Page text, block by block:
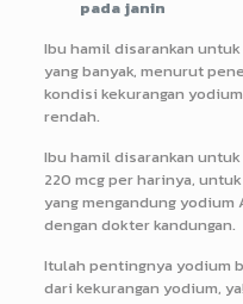
pada janin
Ibu hamil disarankan
yang banyak, menurut
kondisi kekurangan
rendah.
Ibu hamil disarankan
220 mcg per harinya,
yang mengandung
dengan dokter kandungan.
Itulah pentingnya yodium
dari kekurangan yodium,